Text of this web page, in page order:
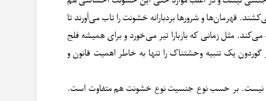
قهرمان‌ها و شرورها بردبارانه خشونت را تاب می‌آورند تا
مثل زمانی که باربارا تیر می‌خورد و برای همیشه فلج
یک تنبیه وحشتناک را تنها به خاطر اهمیت قانون و
نیست. بر حسب نوع جنسیت نوع خشونت هم متفاوت است.